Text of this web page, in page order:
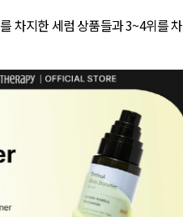
차지한 세럼 상품들과 3~4위를 차